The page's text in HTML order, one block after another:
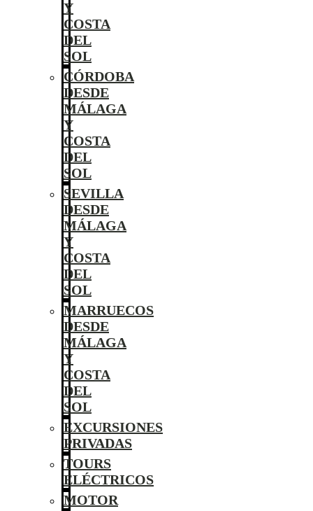
Y
COSTA
DEL
SOL
CÓRDOBA
DESDE
MÁLAGA
Y
COSTA
DEL
SOL
SEVILLA
DESDE
MÁLAGA
Y
COSTA
DEL
SOL
MARRUECOS
DESDE
MÁLAGA
Y
COSTA
DEL
SOL
EXCURSIONES
PRIVADAS
TOURS
ELÉCTRICOS
MOTOR